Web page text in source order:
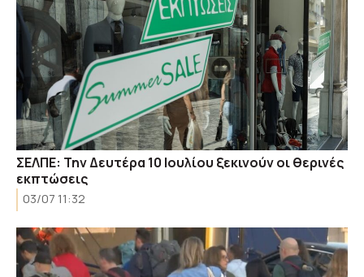
ΣΕΛΠΕ: Την Δευτέρα 10 Ιουλίου ξεκινούν οι θερινές
εκπτώσεις
03/07 11:32